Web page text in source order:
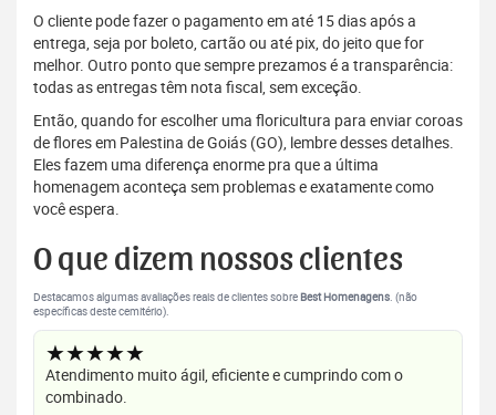
O cliente pode fazer o pagamento em até 15 dias após a
entrega, seja por boleto, cartão ou até pix, do jeito que for
melhor. Outro ponto que sempre prezamos é a transparência:
todas as entregas têm nota fiscal, sem exceção.
Então, quando for escolher uma floricultura para enviar coroas
de flores em Palestina de Goiás (GO), lembre desses detalhes.
Eles fazem uma diferença enorme pra que a última
homenagem aconteça sem problemas e exatamente como
você espera.
O que dizem nossos clientes
Destacamos algumas avaliações reais de clientes sobre Best Homenagens. (não
específicas deste cemitério).
★★★★★
Atendimento muito ágil, eficiente e cumprindo com o
combinado.